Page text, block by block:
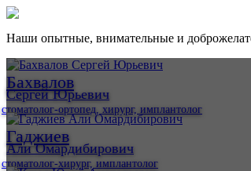
Наши опытные, внимательные и
Бахвалов
Сергей Юрьевич
стоматолог-ортопед, хирург, имплантолог
Гаджиев
Али Омардибирович
стоматолог-хирург, имплантолог